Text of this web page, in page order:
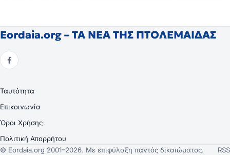
Eordaia.org – ΤΑ ΝΕΑ ΤΗΣ ΠΤΟΛΕΜΑΙΔΑΣ
Ταυτότητα
Επικοινωνία
Όροι Χρήσης
Πολιτική Απορρήτου
© Eordaia.org 2001–2026. Με επιφύλαξη παντός δικαιώματος.
RSS